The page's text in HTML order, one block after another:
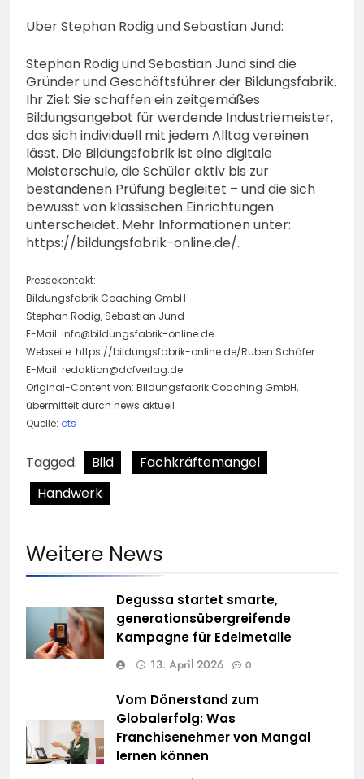
Über Stephan Rodig und Sebastian Jund:
Stephan Rodig und Sebastian Jund sind die
Gründer und Geschäftsführer der Bildungsfabrik.
Ihr Ziel: Sie schaffen ein zeitgemäßes
Bildungsangebot für werdende Industriemeister,
das sich individuell mit jedem Alltag vereinen
lässt. Die Bildungsfabrik ist eine digitale
Meisterschule, die Schüler aktiv bis zur
bestandenen Prüfung begleitet – und die sich
bewusst von klassischen Einrichtungen
unterscheidet. Mehr Informationen unter:
https://bildungsfabrik-online.de/.
Pressekontakt:
Bildungsfabrik Coaching GmbH
Stephan Rodig, Sebastian Jund
E-Mail: info@bildungsfabrik-online.de
Webseite: https://bildungsfabrik-online.de/Ruben Schäfer
E-Mail: redaktion@dcfverlag.de
Original-Content von: Bildungsfabrik Coaching GmbH,
übermittelt durch news aktuell
Quelle: ots
Tagged: Bild
Fachkräftemangel
Handwerk
Weitere News
Degussa startet smarte,
generationsübergreifende
Kampagne für Edelmetalle
13. April 2026 0
Vom Dönerstand zum
Globalerfolg: Was
Franchisenehmer von Mangal
lernen können